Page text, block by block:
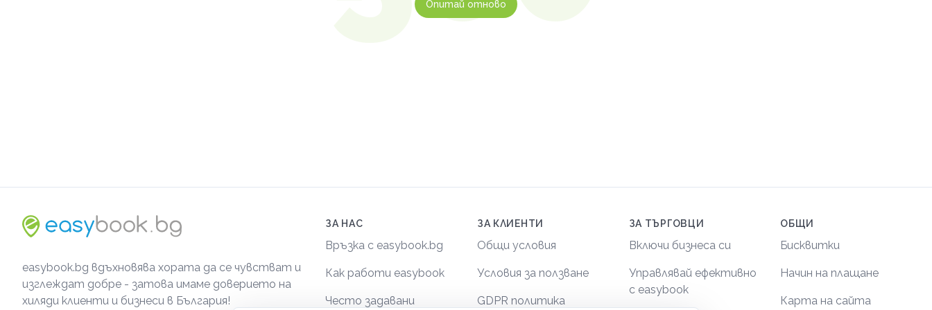
Опитай отново
easybook.bg вдъхновява хората да се чувстват и
изглеждат добре - затова имаме доверието на
хиляди клиенти и бизнеси в България!
ЗА НАС
Връзка с easybook.bg
Как работи easybook
Често задавани
ЗА КЛИЕНТИ
Общи условия
Условия за ползване
GDPR политика
ЗА ТЪРГОВЦИ
Включи бизнеса си
Управлявай ефективно
с easybook
ОБЩИ
Бисквитки
Начин на плащане
Карта на сайта